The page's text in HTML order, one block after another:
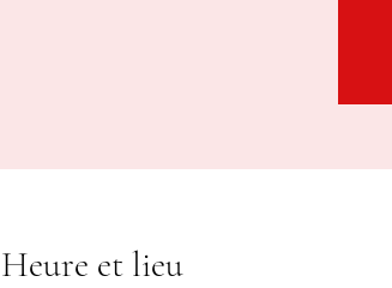
Heure et lieu